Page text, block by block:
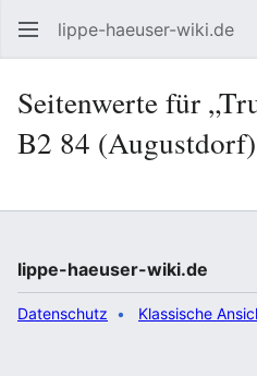
lippe-haeuser-wiki.de
Seitenwerte für
B2 84
lippe-haeuser-wiki.de
Datenschutz Klassische